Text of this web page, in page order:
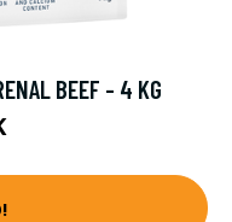
BEEF - 4 KG